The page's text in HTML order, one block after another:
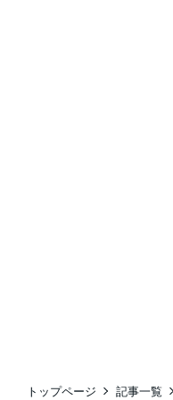
トップページ 記事一覧